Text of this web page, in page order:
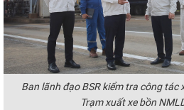
Ban lãnh đạo BSR kiểm tra công
Trạm xuất xe bồn